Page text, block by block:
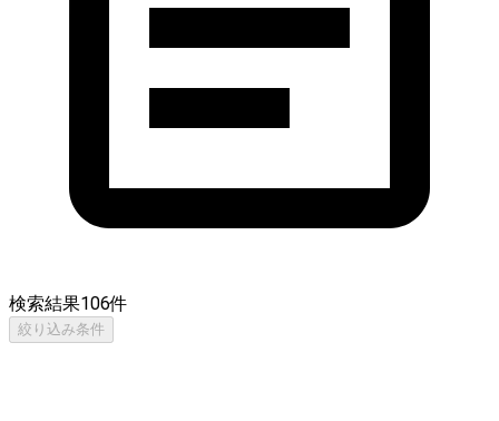
検索結果106件
絞り込み条件